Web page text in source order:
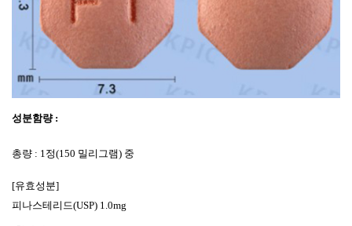
성분함량:
총량 : 1정(150 밀리그램) 중
[유효성분]
피나스테리드(USP) 1.0mg